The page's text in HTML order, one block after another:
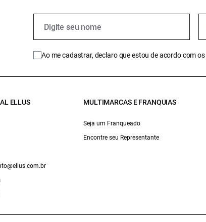
Ao me cadastrar, declaro que estou de acordo com os
ELLUS MULTIMARCAS E FRANQUIAS
Seja um Franqueado
Encontre seu Representante